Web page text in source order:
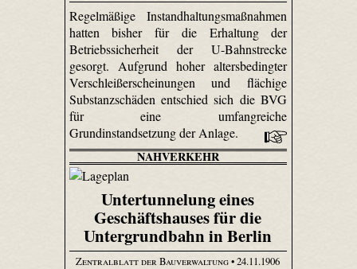
Regelmäßige Instandhaltungsmaßnahmen
hatten bisher für die Erhaltung der
Betriebssicherheit der U-Bahnstrecke
gesorgt. Aufgrund hoher altersbedingter
Verschleißerscheinungen und flächige
Substanzschäden entschied sich die BVG
für eine umfangreiche
Grundinstandsetzung der Anlage.
NAHVERKEHR
Untertunnelung eines
Geschäftshauses für die
Untergrundbahn in Berlin
Zentralblatt der Bauverwaltung• 24.11.1906